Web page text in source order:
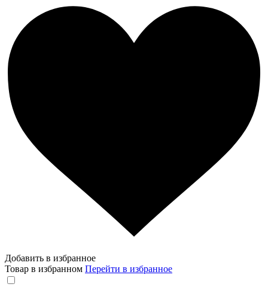
Добавить в избранное
Товар в избранном Перейти в избранное